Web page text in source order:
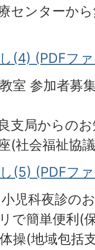
センターか
(4) (PDFフ
室 参加者募
支局からの
(社会福祉協
(5) (PDFフ
児科夜診の
で簡単便利(
操(地域包括